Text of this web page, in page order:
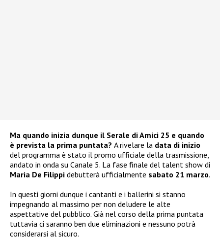
Ma quando inizia dunque il Serale di Amici 25 e quando
è prevista la prima puntata? A rivelare la data di inizio
del programma è stato il promo ufficiale della trasmissione,
andato in onda su Canale 5. La fase finale del talent show di
Maria De Filippi debutterà ufficialmente sabato 21 marzo.
In questi giorni dunque i cantanti e i ballerini si stanno
impegnando al massimo per non deludere le alte
aspettative del pubblico. Già nel corso della prima puntata
tuttavia ci saranno ben due eliminazioni e nessuno potrà
considerarsi al sicuro.